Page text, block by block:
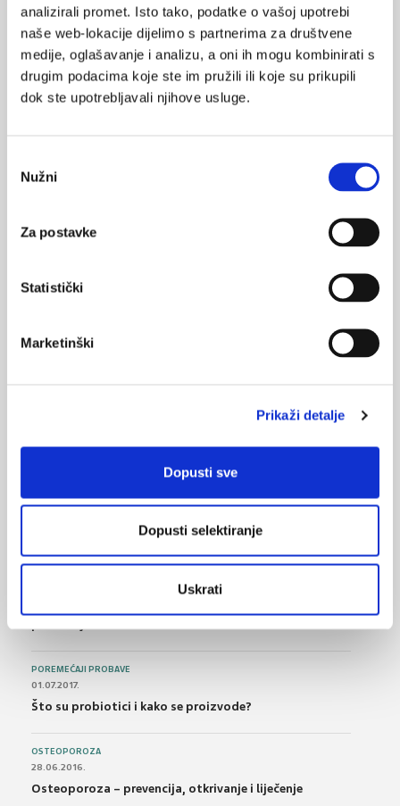
analizirali promet. Isto tako, podatke o vašoj upotrebi
naše web-lokacije dijelimo s partnerima za društvene
medije, oglašavanje i analizu, a oni ih mogu kombinirati s
drugim podacima koje ste im pružili ili koje su prikupili
dok ste upotrebljavali njihove usluge.
pristanka
Nužni
Za postavke
Statistički
Marketinški
Prikaži detalje
Dopusti sve
Dopusti selektiranje
Uskrati
VEZANI SADRŽAJ <
28.03.2025.
Mogu li odgovori protutijela na Klebsiella
pneumoniae voditi razvoj cjepiva?
u znanost i cijepljenja
Čime cijepiti djecu ako u kućanstvu imaju trudnicu ili
23.10.2024.
NAJPOPULARNIJE >
<
21.10.2015.
Bolna leđa - medicinske vježbe (nove smjernice)
POREMEĆAJI PROBAVE
01.07.2017.
Što su probiotici i kako se proizvode?
OSTEOPOROZA
28.06.2016.
Osteoporoza – prevencija, otkrivanje i liječenje